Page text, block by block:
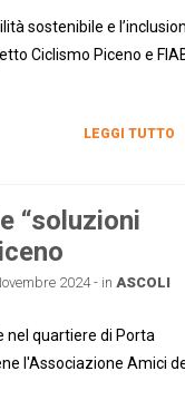
sostenibile e
Ciclismo Piceno e
LEGGI TUTTO
“soluzioni
2024 - in ASCOLI
nel quartiere di Porta
l'Associazione Amici